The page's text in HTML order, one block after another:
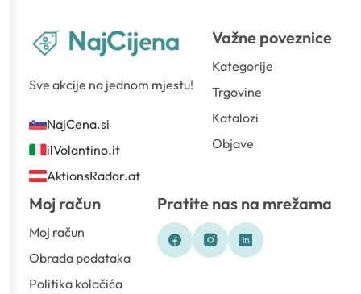
Sve akcije na jednom mjestu!
NajCena.si
ilVolantino.it
AktionsRadar.at
Važne poveznice
Kategorije
Trgovine
Katalozi
Objave
Moj račun
Moj račun
Obrada podataka
Politika kolačića
Pratite nas na mrežama